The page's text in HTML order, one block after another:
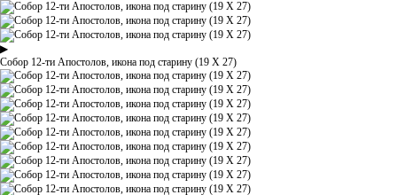
▶
Собор 12-ти Апостолов, икона под старину (19 Х 27)